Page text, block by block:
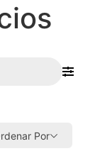
Por